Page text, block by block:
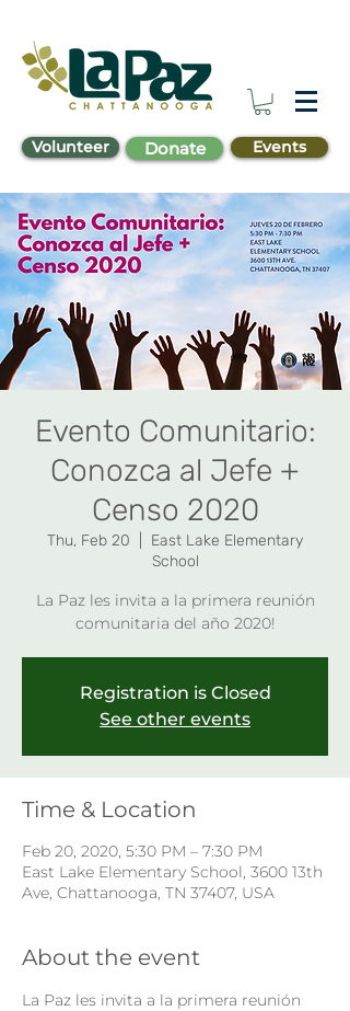
Volunteer Donate Events
Evento Comunitario:
Conozca al Jefe +
Censo 2020
Thu, Feb 20
East Lake Elementary
School
La Paz les invita a la primera reunión
comunitaria del año 2020!
Registration is Closed
See other events
Time & Location
Feb 20, 2020, 5:30 PM – 7:30 PM
East Lake Elementary School, 3600 13th
Ave, Chattanooga, TN 37407, USA
About the event
La Paz les invita a la primera reunión